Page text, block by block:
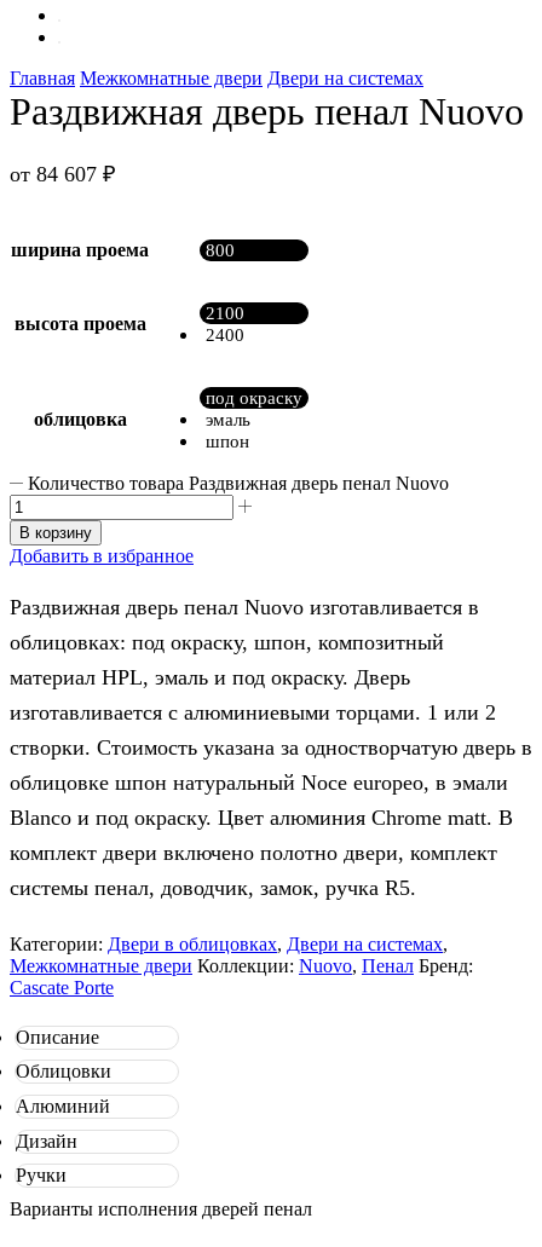
Главная Межкомнатные двери Двери на системах
Раздвижная дверь пенал Nuovo
от 84 607 ₽
ширина проема 800
высота проема
2100
2400
облицовка
под окраску
эмаль
шпон
Количество товара Раздвижная дверь пенал Nuovo
В корзину
Добавить в избранное
Раздвижная дверь пенал Nuovo изготавливается в
облицовках: под окраску, шпон, композитный
материал HPL, эмаль и под окраску. Дверь
изготавливается с алюминиевыми торцами. 1 или 2
створки. Стоимость указана за одностворчатую дверь в
облицовке шпон натуральный Noce europeo, в эмали
Blanco и под окраску. Цвет алюминия Chrome matt. В
комплект двери включено полотно двери, комплект
системы пенал, доводчик, замок, ручка R5.
Категории: Двери в облицовках, Двери на системах,
Межкомнатные двери Коллекции: Nuovo, Пенал Бренд:
Cascate Porte
Описание
Облицовки
Алюминий
Дизайн
Ручки
Варианты исполнения дверей пенал